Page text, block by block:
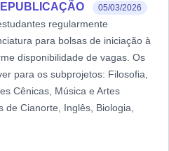
05/03/2026
regularmente
para bolsas de iniciação à
disponibilidade de vagas. Os
para os subprojetos: Filosofia,
Cênicas, Música e Artes
de Cianorte, Inglês, Biologia,